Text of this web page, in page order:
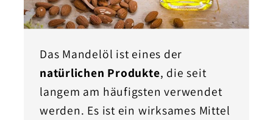
Das Mandelöl ist eines der
natürlichen Produkte, die seit
langem am häufigsten verwendet
werden. Es ist ein wirksames Mittel